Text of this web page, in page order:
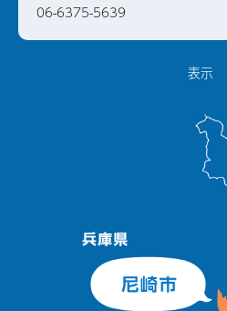
表示
06-6375-5639